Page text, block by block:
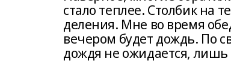
стало теплее. Столбик на
деления. Мне во время
вечером будет дождь. По
дождя не ожидается, лишь